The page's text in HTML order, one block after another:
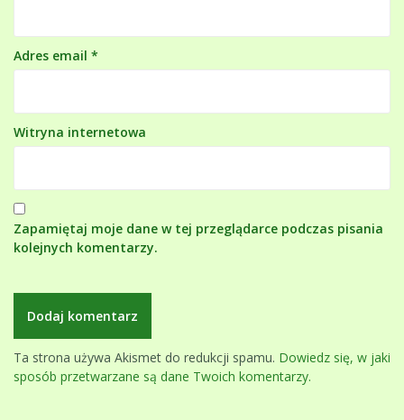
Adres email *
Witryna internetowa
Zapamiętaj moje dane w tej przeglądarce podczas pisania
kolejnych komentarzy.
Ta strona używa Akismet do redukcji spamu. Dowiedz się, w jaki
sposób przetwarzane są dane Twoich komentarzy.